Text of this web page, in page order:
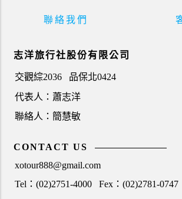
聯絡我們
志洋旅行社股份有限公司
交觀綜2036
品保北0424
代表人：蕭志洋
聯絡人：簡慧敏
CONTACT US
xotour888@gmail.com
Tel：(02)2751-4000
Fex：(02)2781-0747